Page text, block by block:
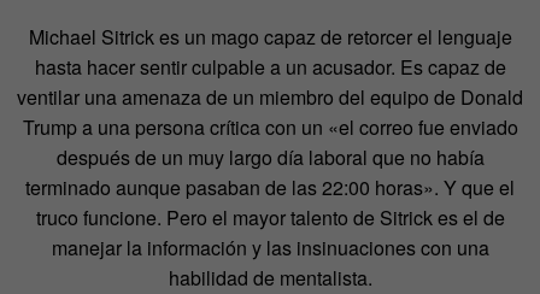
Michael Sitrick es un mago capaz de retorcer el lenguaje
hasta hacer sentir culpable a un acusador. Es capaz de
ventilar una amenaza de un miembro del equipo de Donald
Trump a una persona crítica con un «el correo fue enviado
después de un muy largo día laboral que no había
terminado aunque pasaban de las 22:00 horas». Y que el
truco funcione. Pero el mayor talento de Sitrick es el de
manejar la información y las insinuaciones con una
habilidad de mentalista.